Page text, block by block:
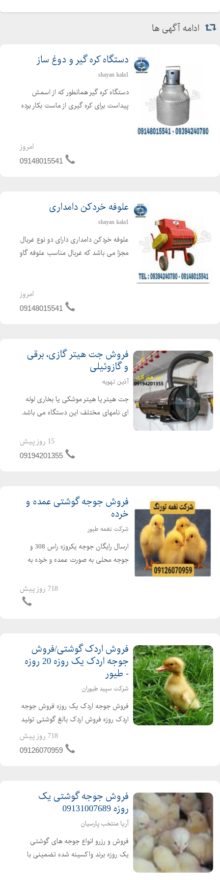
تهران-جوجه کشی اردک- غاز محلی پرواری لاشه گوشت زنده غاز غاز
یک هفته مولدمحلی بالغ
ادامه آگهی ها
دستگاه کره گیر و دوغ ساز
shayan kala1
دستگاه کره گیر همانطور که از اسمش
پیداست برای کره گیری از ماست بکار برده
مخلوط شده و بحال...
امروز
09148015541
علوفه خردکن دامداری
shayan kala1
علوفه خردکن دامداری دارای دو نوع غربال
مجزا می باشد که غربال مناسب علوفه گاو
تیغه های تعبیه شده ثابت در بدنه و تیغه
امروز
09148015541
فروش جت هیتر گازی، برقی
و گازوئیلی
آذین تهویه
جت هیتر یا هیتر موشکی یا بخاری لوله
ای نامهای مختلف این دستگاه می باشد.
گرم کردن سالن های تولید ، دامداری ها،
مرغداری ها و گلخانه ها می باشد. از جت
15 روز پیش
09194201355
فروش جوجه گوشتی عمده و
خرده
شرکت نغمه طیور
ارسال رایگان جوجه یکروزه راس 308 و
جوجه محلی به صورت عمده و خرده به
کیفیت فروش مرغ بومی یک روزه به
صورت عمده و خرده بهترین قیمت جوجه
718 روز پیش
فروش اردک گوشتی/فروش
جوجه اردک یک روزه 20 روزه
- طیور
شرکت سپید طیوران
فروش جوجه اردک یک روزه فروش جوجه
اردک روزه فروش اردک بالغ گوشتی تولید
کننده ی جوجه اردک از یک روزه تا بالغ
فروش اردک گوشتی عمده ای و خرده ای
718 روز پیش
09126070959
فروش جوجه گوشتی یک
روزه 09131007689
آریا منتخب پارسیان
فروش و رزرو انواع جوجه های گوشتی
یک روزه برند واکسینه شده تضمینی با